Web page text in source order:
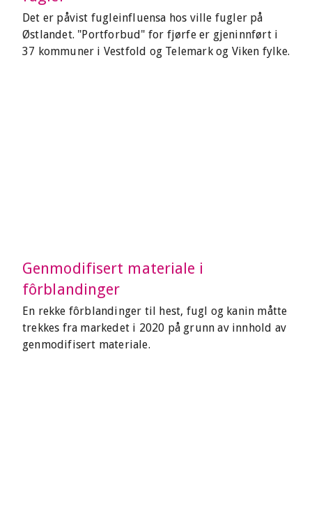
Det er påvist fugleinfluensa hos ville fugler på
Østlandet. "Portforbud" for fjørfe er gjeninnført i
37 kommuner i Vestfold og Telemark og Viken fylke.
Genmodifisert materiale i
fôrblandinger
En rekke fôrblandinger til hest, fugl og kanin måtte
trekkes fra markedet i 2020 på grunn av innhold av
genmodifisert materiale.